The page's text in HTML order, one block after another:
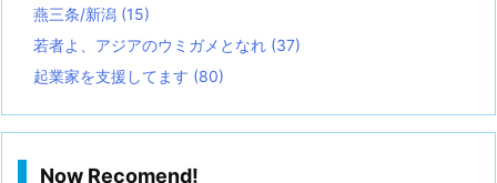
燕三条/新潟 (15)
若者よ、アジアのウミガメとなれ (37)
起業家を支援してます (80)
Now Recomend!